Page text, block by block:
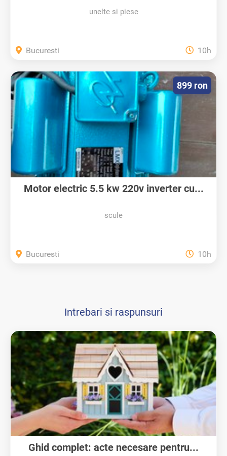
unelte si piese
Bucuresti 10h
Motor electric 5.5 kw 220v inverter cu...
scule
899 ron
Bucuresti 10h
Intrebari si raspunsuri
Ghid complet: acte necesare pentru...